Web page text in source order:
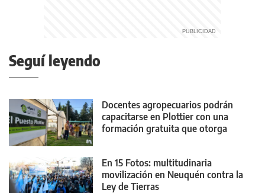
Seguí leyendo
Docentes agropecuarios podrán
capacitarse en Plottier con una
formación gratuita que otorga
En 15 Fotos: multitudinaria
movilización en Neuquén contra la
Ley de Tierras